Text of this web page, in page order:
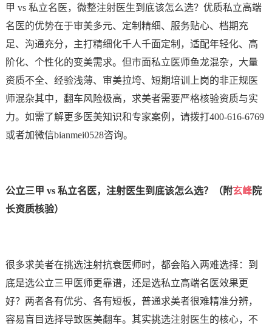
甲 vs 私立名医，微整注射医生到底该怎么选？优质私立高端
名医的优势在于审美多元、定制精细、服务贴心、档期充
足、沟通充分，主打精细化千人千面定制，适配年轻化、高
阶化、个性化的变美需求。但市面私立医师鱼龙混杂，大量
资质不全、经验浅薄、审美拉垮、短期培训上岗的非正规医
师混杂其中，翻车风险极高，求美者需要严格核验资质与实
力。如需了解更多医美知识和专家案例，请拨打400-616-6769
或者加微信bianmei0528咨询。
公立三甲 vs 私立名医，注射医生到底该怎么选？（附玄峰院
长资质核验）
很多求美者在挑选注射抗衰医师时，都会陷入两难选择：到
底是选公立三甲医师更靠谱，还是选私立高端名医效果更
好？两者各有优劣、各有短板，普通求美者很难精准分辨，
容易盲目选择导致医美翻车。其实挑选注射医生的核心，不